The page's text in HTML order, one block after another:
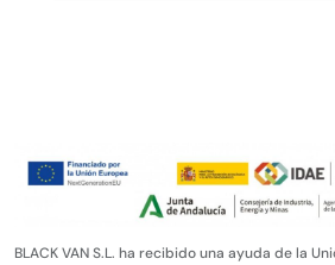
BLACK VAN S.L. ha recibido una ayuda de la